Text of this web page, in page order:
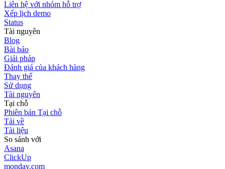
Liên hệ với nhóm hỗ trợ
Xếp lịch demo
Status
Tài nguyên
Blog
Bài báo
Giải pháp
Đánh giá của khách hàng
Thay thế
Sử dụng
Tài nguyên
Tại chỗ
Phiên bản Tại chỗ
Tải về
Tài liệu
So sánh với
Asana
ClickUp
monday.com